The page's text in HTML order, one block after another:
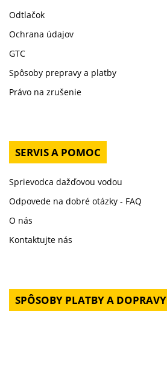
Odtlačok
Ochrana údajov
GTC
Spôsoby prepravy a platby
Právo na zrušenie
SERVIS A POMOC
Sprievodca dažďovou vodou
Odpovede na dobré otázky - FAQ
O nás
Kontaktujte nás
SPÔSOBY PLATBY A DOPRAVY